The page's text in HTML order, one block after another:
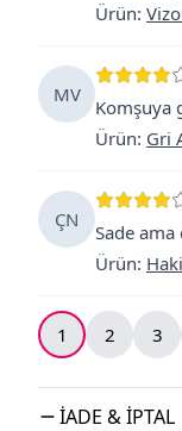
Ürün:
MV
Komşuya
Ürün: Gri
ÇN
Sade
Ürün:
1 2 3
İADE & İPTAL